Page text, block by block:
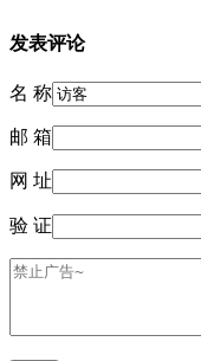
发表评论
名 称
邮 箱
网 址
验 证